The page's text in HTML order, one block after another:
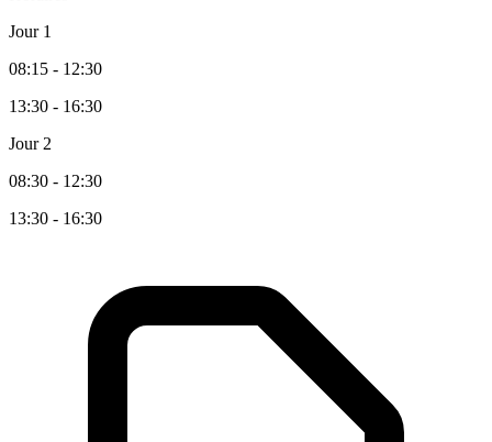
Jour 1
08:15 - 12:30
13:30 - 16:30
Jour 2
08:30 - 12:30
13:30 - 16:30